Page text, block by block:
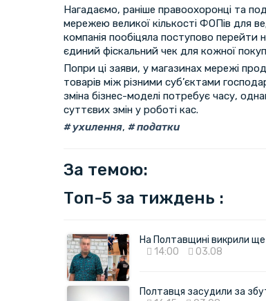
Нагадаємо, раніше правоохоронці та
мережею великої кількості ФОПів для
компанія пообіцяла поступово
єдиний фіскальний чек для кожної
Попри ці заяви, у магазинах мережі
товарів між різними суб’єктами
зміна бізнес-моделі потребує часу,
суттєвих змін у роботі кас.
ухилення, податки
За темою:
Топ-5 за тиждень :
На Полтавщині викрили ще
14:00
03.08
Полтавця засудили за